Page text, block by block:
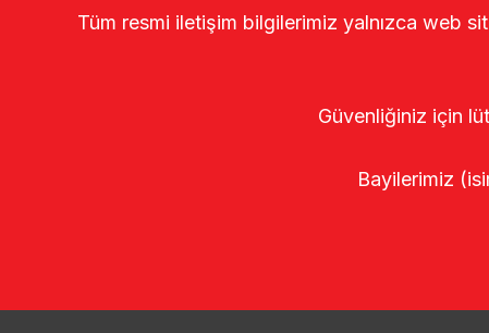
Tüm resmi iletişim bilgilerimiz yalnızca web
Güvenliğiniz için
Bayilerimiz